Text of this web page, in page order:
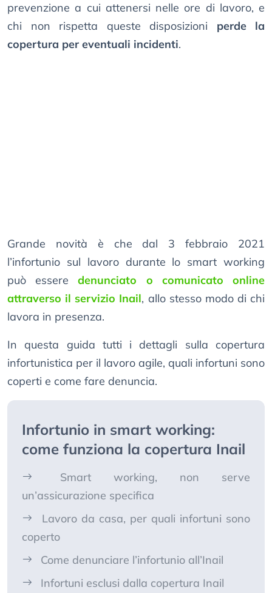
prevenzione a cui attenersi nelle ore di lavoro, e
chi non rispetta queste disposizioni perde la
copertura per eventuali incidenti.
Grande novità è che dal 3 febbraio 2021
l’infortunio sul lavoro durante lo smart working
può esseredenunciato o comunicato online
attraverso il servizio Inail, allo stesso modo di chi
lavora in presenza.
In questa guida tutti i dettagli sulla copertura
infortunistica per il lavoro agile, quali infortuni sono
coperti e come fare denuncia.
Infortunio in smart working:
come funziona la copertura Inail
Smart working, non serve
un’assicurazione specifica
Lavoro da casa, per quali infortuni sono
coperto
Come denunciare l’infortunio all’Inail
Infortuni esclusi dalla copertura Inail